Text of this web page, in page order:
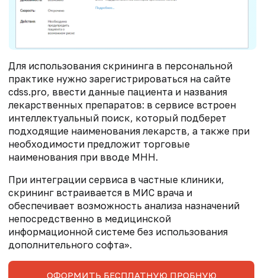
Для использования скрининга в персональной
практике нужно зарегистрироваться на сайте
cdss.pro, ввести данные пациента и названия
лекарственных препаратов: в сервисе встроен
интеллектуальный поиск, который подберет
подходящие наименования лекарств, а также при
необходимости предложит торговые
наименования при вводе МНН.
При интеграции сервиса в частные клиники,
скрининг встраивается в МИС врача и
обеспечивает возможность анализа назначений
непосредственно в медицинской
информационной системе без использования
дополнительного софта».
ОФОРМИТЬ БЕСПЛАТНУЮ ПРОБНУЮ